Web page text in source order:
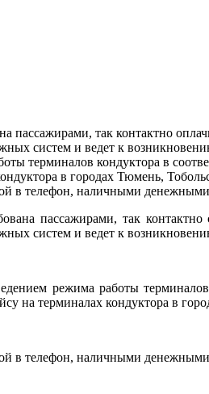
пассажирами, так контактно
систем и ведет к
терминалов кондуктора в
в городах Тюмень,
в телефон, наличными
пассажирами, так
систем и ведет к
режима работы
на терминалах кондуктора в
в телефон, наличными